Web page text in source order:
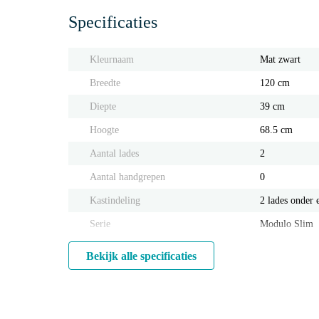
Specificaties
Kleurnaam Mat zwart
Breedte 120 cm
Diepte 39 cm
Hoogte 68.5 cm
Aantal lades 2
Aantal handgrepen 0
Kastindeling 2 lades onder
Serie Modulo Slim
Bekijk alle specificaties